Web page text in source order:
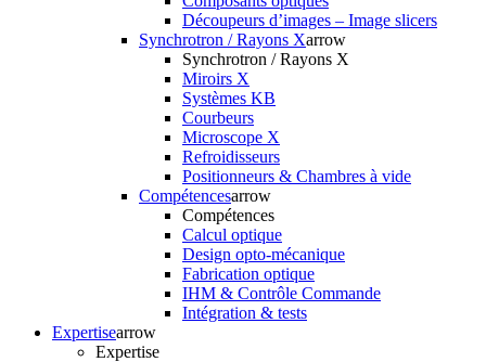
Découpeurs d’images – Image slicers
Synchrotron / Rayons Xarrow
Synchrotron / Rayons X
Miroirs X
Systèmes KB
Courbeurs
Microscope X
Refroidisseurs
Positionneurs & Chambres à vide
Compétencesarrow
Compétences
Calcul optique
Design opto-mécanique
Fabrication optique
IHM & Contrôle Commande
Intégration & tests
Expertisearrow
Expertise